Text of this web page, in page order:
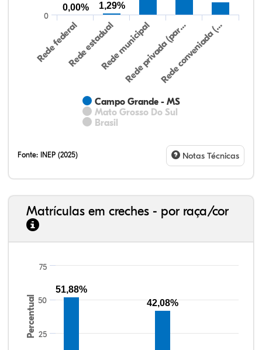
Campo Grande - MS
Mato Grosso Do Sul
Brasil
Rede federalRede estadualRede municipal
Rede privada (par…Rede conveniada (…
0
0,00% 1,29%
Fonte: INEP (2025) Notas Técnicas
Matrículas em creches - por raça/cor
Percentual 50
25
75
51,88%
42,08%